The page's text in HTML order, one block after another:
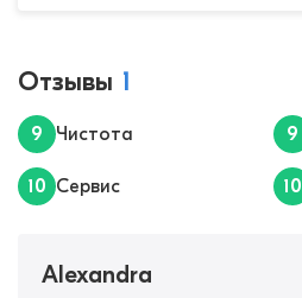
Отзывы 1
9 Чистота 9
10 Сервис 10
Alexandra